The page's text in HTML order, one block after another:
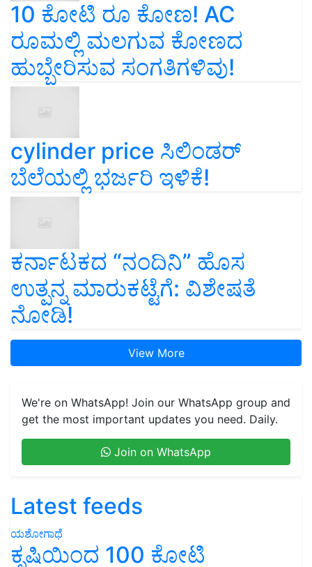
10 ಕೋಟಿ ರೂ ಕೋಣ! AC
ರೂಮಲ್ಲಿ ಮಲಗುವ ಕೋಣದ
ಹುಬ್ಬೇರಿಸುವ ಸಂಗತಿಗಳಿವು!
cylinder price ಸಿಲಿಂಡರ್‌
ಬೆಲೆಯಲ್ಲಿ ಭರ್ಜರಿ ಇಳಿಕೆ!
ಕರ್ನಾಟಕದ “ನಂದಿನಿ” ಹೊಸ
ಉತ್ಪನ್ನ ಮಾರುಕಟ್ಟೆಗೆ: ವಿಶೇಷತೆ
ನೋಡಿ!
View More
We're on WhatsApp! Join our WhatsApp group and
get the most important updates you need. Daily.
Join on WhatsApp
Latest feeds
ಯಶೋಗಾಥೆ
ಕೃಷಿಯಿಂದ 100 ಕೋಟಿ